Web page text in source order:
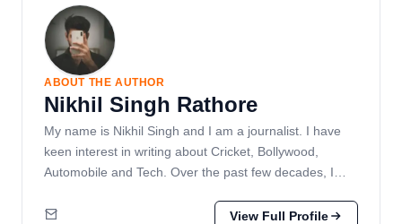
ABOUT THE AUTHOR
Nikhil Singh Rathore
My name is Nikhil Singh and I am a journalist. I have
keen interest in writing about Cricket, Bollywood,
Automobile and Tech. Over the past few decades, I…
View Full Profile